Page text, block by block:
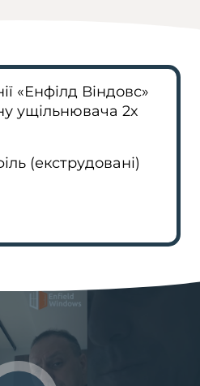
«Енфілд Віндовс»
ущільнювача 2х
(екструдовані)